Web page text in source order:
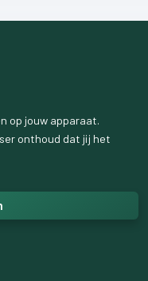
op jouw apparaat.
onthoud dat jij het